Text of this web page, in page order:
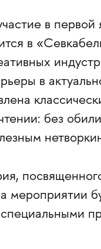
в первой
в
в
без
мероприятии